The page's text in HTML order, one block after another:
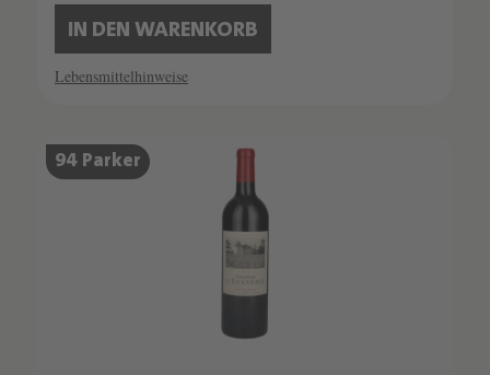
IN DEN WARENKORB
Lebensmittelhinweise
SCHATZKAMMER
SEHR LIMITIERT
94 Parker